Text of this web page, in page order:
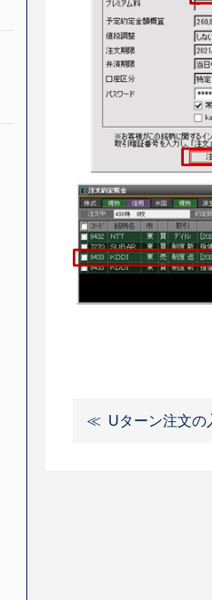
Uターン注文の